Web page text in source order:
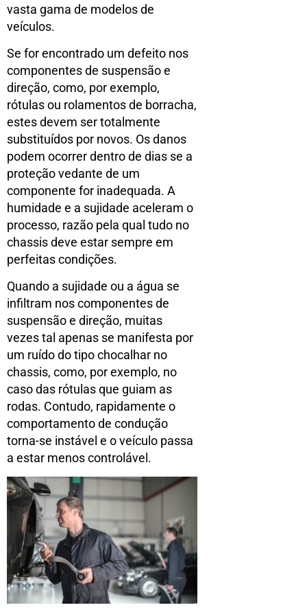
vasta gama de modelos de
veículos.
Se for encontrado um defeito nos
componentes de suspensão e
direção, como, por exemplo,
rótulas ou rolamentos de borracha,
estes devem ser totalmente
substituídos por novos. Os danos
podem ocorrer dentro de dias se a
proteção vedante de um
componente for inadequada. A
humidade e a sujidade aceleram o
processo, razão pela qual tudo no
chassis deve estar sempre em
perfeitas condições.
Quando a sujidade ou a água se
infiltram nos componentes de
suspensão e direção, muitas
vezes tal apenas se manifesta por
um ruído do tipo chocalhar no
chassis, como, por exemplo, no
caso das rótulas que guiam as
rodas. Contudo, rapidamente o
comportamento de condução
torna-se instável e o veículo passa
a estar menos controlável.